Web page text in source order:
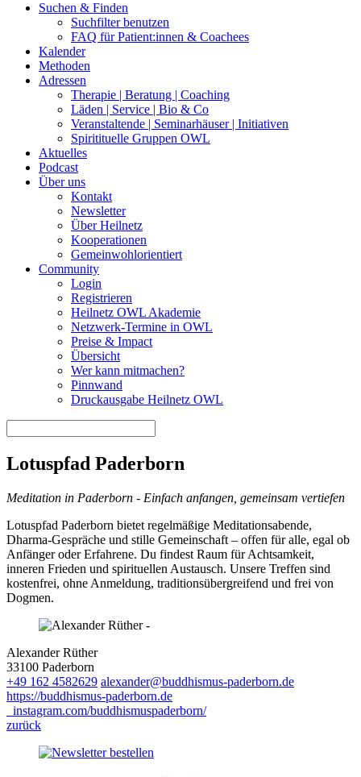
Suchen & Finden
Suchfilter benutzen
FAQ für Patient:innen & Coachees
Kalender
Methoden
Adressen
Therapie | Beratung | Coaching
Läden | Service | Bio & Co
Veranstaltende | Seminarhäuser | Initiativen
Spiritituelle Gruppen OWL
Aktuelles
Podcast
Über uns
Kontakt
Newsletter
Über Heilnetz
Kooperationen
Gemeinwohlorientiert
Community
Login
Registrieren
Heilnetz OWL Akademie
Netzwerk-Termine in OWL
Preise & Impact
Übersicht
Wer kann mitmachen?
Pinnwand
Druckausgabe Heilnetz OWL
Lotuspfad Paderborn
Meditation in Paderborn - Einfach anfangen, gemeinsam vertiefen
Lotuspfad Paderborn bietet regelmäßige Meditationsabende,
Dharma‑Gespräche und stille Gemeinschaft – offen für alle, egal ob
Anfänger oder Erfahrene. Du findest Raum für Achtsamkeit,
inneren Frieden und spirituellen Austausch. Unsere Treffen sind
kostenfrei, ohne Anmeldung, traditionsübergreifend und frei von
Dogmen.
Alexander Rüther
33100 Paderborn
+49 162 4582629 alexander@buddhismus-paderborn.de
https://buddhismus-paderborn.de
instagram.com/buddhismuspaderborn/
zurück